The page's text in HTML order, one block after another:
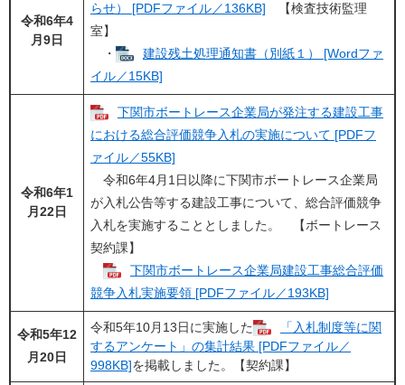
令和6年4
月9日
らせ） [PDFファイル／136KB] 【検査技術監理
室】
・
建設残土処理通知書（別紙１） [Wordファ
イル／15KB]
令和6年1
月22日
下関市ボートレース企業局が発注する建設工事
における総合評価競争入札の実施について [PDFフ
ァイル／55KB]
令和6年4月1日以降に下関市ボートレース企業局
が入札公告等する建設工事について、総合評価競争
入札を実施することとしました。 【ボートレース
契約課】
下関市ボートレース企業局建設工事総合評価
競争入札実施要領 [PDFファイル／193KB]
令和5年12
月20日
令和5年10月13日に実施した
「入札制度等に関
するアンケート」の集計結果 [PDFファイル／
998KB]を掲載しました。【契約課】